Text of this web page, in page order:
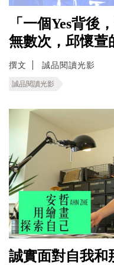
「一個Yes背後
無數次，邱懷萱
撰文 誠品閱讀光影
誠品閱讀光影
誠實面對自我和